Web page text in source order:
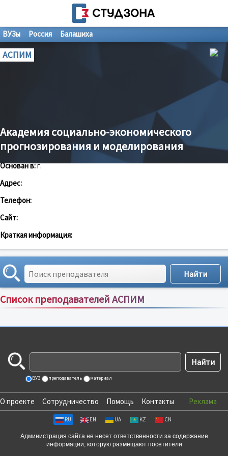
ВУЗы Россия Балашиха
АСПИМ
Академия социально-экономического
прогнозирования и моделирования
Основан в:г.
Адрес:
Телефон:
Сайт:
Краткая информация:
Список преподавателей АСПИМ
Сортировка по:имени;рейтингу;отзывам
ВУЗ преподаватель материал
О проекте Сотрудничество Помощь Контакты Реклама
RU EN UA KZ CN
Администрация сайта не несет ответственности за содержание
информации, которую размещают посетители